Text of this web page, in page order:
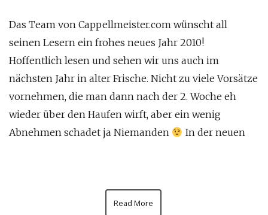
Das Team von Cappellmeister.com wünscht all
seinen Lesern ein frohes neues Jahr 2010!
Hoffentlich lesen und sehen wir uns auch im
nächsten Jahr in alter Frische. Nicht zu viele Vorsätze
vornehmen, die man dann nach der 2. Woche eh
wieder über den Haufen wirft, aber ein wenig
Abnehmen schadet ja Niemanden
In der neuen
Read More